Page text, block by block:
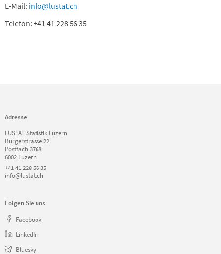
E-Mail: info@lustat.ch
Telefon: +41 41 228 56 35
Adresse
LUSTAT Statistik Luzern
Burgerstrasse 22
Postfach 3768
6002 Luzern
+41 41 228 56 35
info@lustat.ch
Folgen Sie uns
Facebook
LinkedIn
Bluesky